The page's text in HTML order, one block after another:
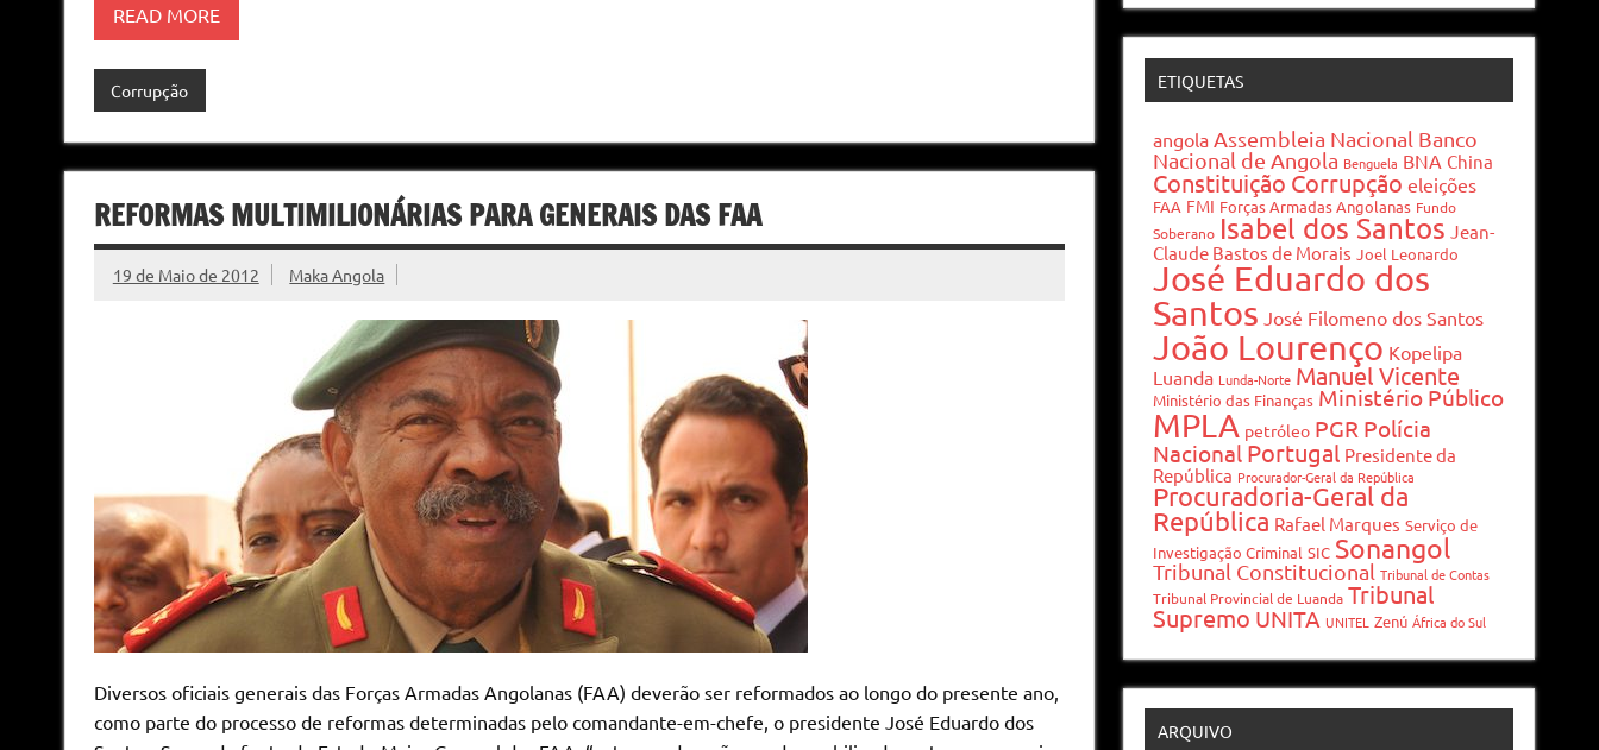
READ MORE
Corrupção
REFORMAS MULTIMILIONÁRIAS PARA GENERAIS DAS FAA
19 de Maio de 2012 Maka Angola
Diversos oficiais generais das Forças Armadas Angolanas (FAA) deverão ser reformados ao longo do presente ano,
como parte do processo de reformas determinadas pelo comandante-em-chefe, o presidente José Eduardo dos
ETIQUETAS
angola Assembleia Nacional Banco
Nacional de Angola Benguela BNA China
Constituição Corrupção eleições
FAA FMI Forças Armadas Angolanas Fundo
Soberano Isabel dos Santos Jean-
Claude Bastos de Morais Joel Leonardo
José Eduardo dos
Santos José Filomeno dos Santos
João Lourenço Kopelipa
Luanda Lunda-Norte Manuel Vicente
Ministério das Finanças Ministério Público
MPLA petróleo PGR Polícia
Nacional Portugal Presidente da
República Procurador-Geral da República
Procuradoria-Geral da
República Rafael Marques Serviço de
Investigação Criminal SIC Sonangol
Tribunal Constitucional Tribunal de Contas
Tribunal Provincial de Luanda Tribunal
Supremo UNITA UNITEL Zenú África do Sul
ARQUIVO